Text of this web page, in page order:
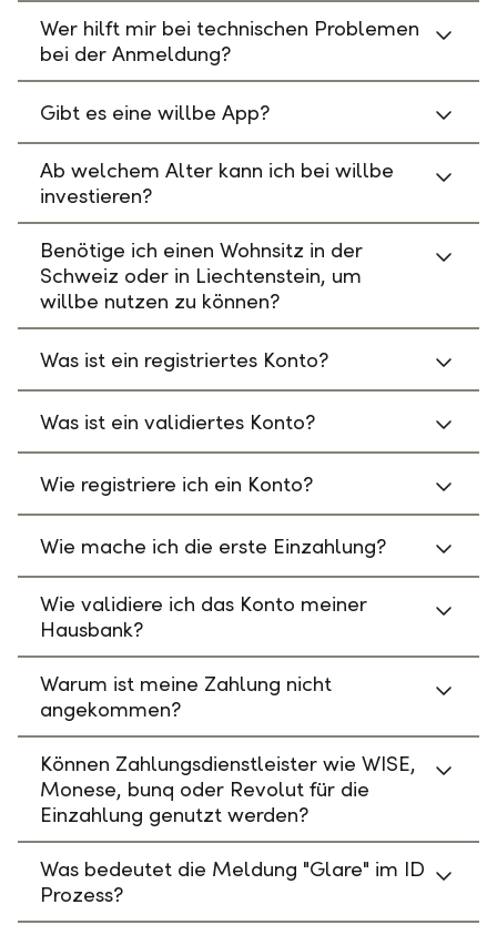
Wer hilft mir bei technischen Problemen
bei der Anmeldung?
Gibt es eine willbe App?
Ab welchem Alter kann ich bei willbe
investieren?
Benötige ich einen Wohnsitz in der
Schweiz oder in Liechtenstein, um
willbe nutzen zu können?
Was ist ein registriertes Konto?
Was ist ein validiertes Konto?
Wie registriere ich ein Konto?
Wie mache ich die erste Einzahlung?
Wie validiere ich das Konto meiner
Hausbank?
Warum ist meine Zahlung nicht
angekommen?
Können Zahlungsdienstleister wie WISE,
Monese, bunq oder Revolut für die
Einzahlung genutzt werden?
Was bedeutet die Meldung "Glare" im ID
Prozess?